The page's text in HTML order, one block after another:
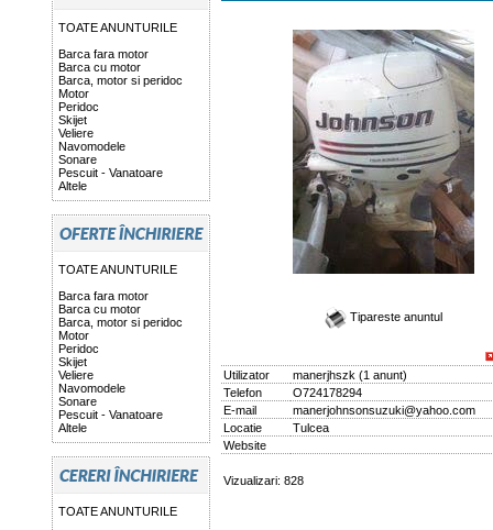
TOATE ANUNTURILE
Barca fara motor
Barca cu motor
Barca, motor si peridoc
Motor
Peridoc
Skijet
Veliere
Navomodele
Sonare
Pescuit - Vanatoare
Altele
TOATE ANUNTURILE
Barca fara motor
Barca cu motor
Barca, motor si peridoc
Motor
Peridoc
Skijet
Veliere
Navomodele
Sonare
Pescuit - Vanatoare
Altele
TOATE ANUNTURILE
Tipareste anuntul
Utilizator manerjhszk (1 anunt)
Telefon
O724178294
E-mail
manerjohnsonsuzuki@yahoo.com
Locatie
Tulcea
Website
Vizualizari: 828